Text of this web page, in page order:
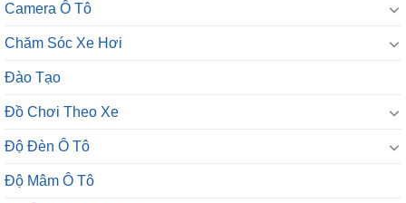
Camera Ô Tô
Chăm Sóc Xe Hơi
Đào Tạo
Đồ Chơi Theo Xe
Độ Đèn Ô Tô
Độ Mâm Ô Tô